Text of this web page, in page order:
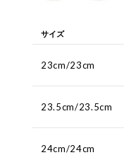
サイズ
23cm/23cm
23.5cm/23.5cm
24cm/24cm